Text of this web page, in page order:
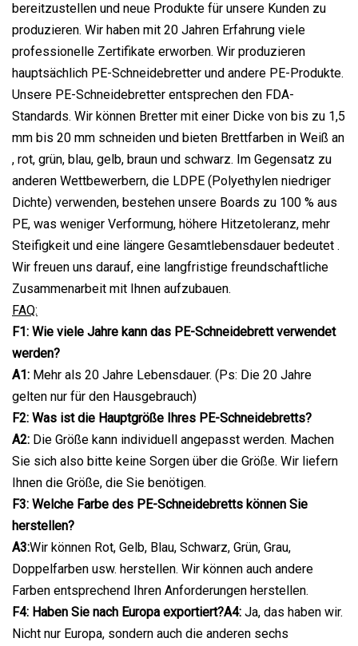
bereitzustellen und neue Produkte für unsere Kunden zu
produzieren. Wir haben mit 20 Jahren Erfahrung viele
professionelle Zertifikate erworben. Wir produzieren
hauptsächlich PE-Schneidebretter und andere PE-Produkte.
Unsere PE-Schneidebretter entsprechen den FDA-
Standards. Wir können Bretter mit einer Dicke von bis zu 1,5
mm bis 20 mm schneiden und bieten Brettfarben in Weiß an
, rot, grün, blau, gelb, braun und schwarz. Im Gegensatz zu
anderen Wettbewerbern, die LDPE (Polyethylen niedriger
Dichte) verwenden, bestehen unsere Boards zu 100 % aus
PE, was weniger Verformung, höhere Hitzetoleranz, mehr
Steifigkeit und eine längere Gesamtlebensdauer bedeutet .
Wir freuen uns darauf, eine langfristige freundschaftliche
Zusammenarbeit mit Ihnen aufzubauen.
FAQ:
F1: Wie viele Jahre kann das PE-Schneidebrett verwendet
werden?
A1: Mehr als 20 Jahre Lebensdauer. (Ps: Die 20 Jahre
gelten nur für den Hausgebrauch)
F2: Was ist die Hauptgröße Ihres PE-Schneidebretts?
A2: Die Größe kann individuell angepasst werden. Machen
Sie sich also bitte keine Sorgen über die Größe. Wir liefern
Ihnen die Größe, die Sie benötigen.
F3: Welche Farbe des PE-Schneidebretts können Sie
herstellen?
A3:Wir können Rot, Gelb, Blau, Schwarz, Grün, Grau,
Doppelfarben usw. herstellen. Wir können auch andere
Farben entsprechend Ihren Anforderungen herstellen.
F4: Haben Sie nach Europa exportiert?A4: Ja, das haben wir.
Nicht nur Europa, sondern auch die anderen sechs